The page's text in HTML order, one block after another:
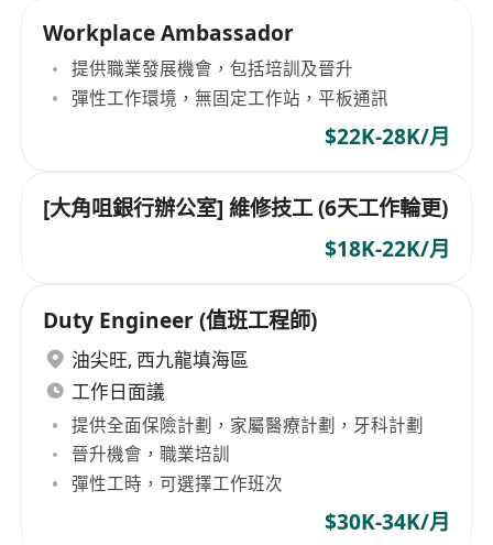
Workplace Ambassador
提供職業發展機會，包括培訓及晉升
彈性工作環境，無固定工作站，平板通訊
$22K-28K/月
[大角咀銀行辦公室] 維修技工 (6天工作輪更)
$18K-22K/月
Duty Engineer (值班工程師)
油尖旺, 西九龍填海區
工作日面議
提供全面保險計劃，家屬醫療計劃，牙科計劃
晉升機會，職業培訓
彈性工時，可選擇工作班次
$30K-34K/月